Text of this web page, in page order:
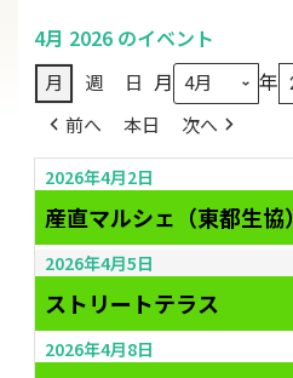
4月 2026 のイベント
月 週 日 月 年
前へ 本日 次へ
2026年4月2日
産直マルシェ（東都生協）
2026年4月5日
ストリートテラス
2026年4月8日